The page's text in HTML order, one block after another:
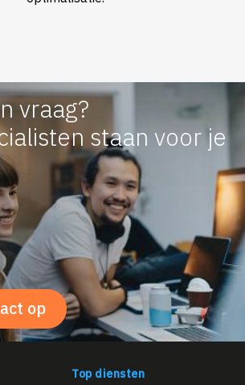
vraag?
staan voor je
op
Top diensten